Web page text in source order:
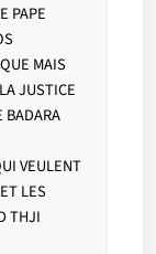
PAPE
MAIS
JUSTICE
BADARA
VEULENT
LES
THJI